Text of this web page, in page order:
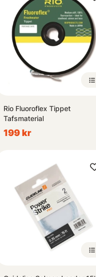
Rio Fluoroflex Tippet
Tafsmaterial
199 kr